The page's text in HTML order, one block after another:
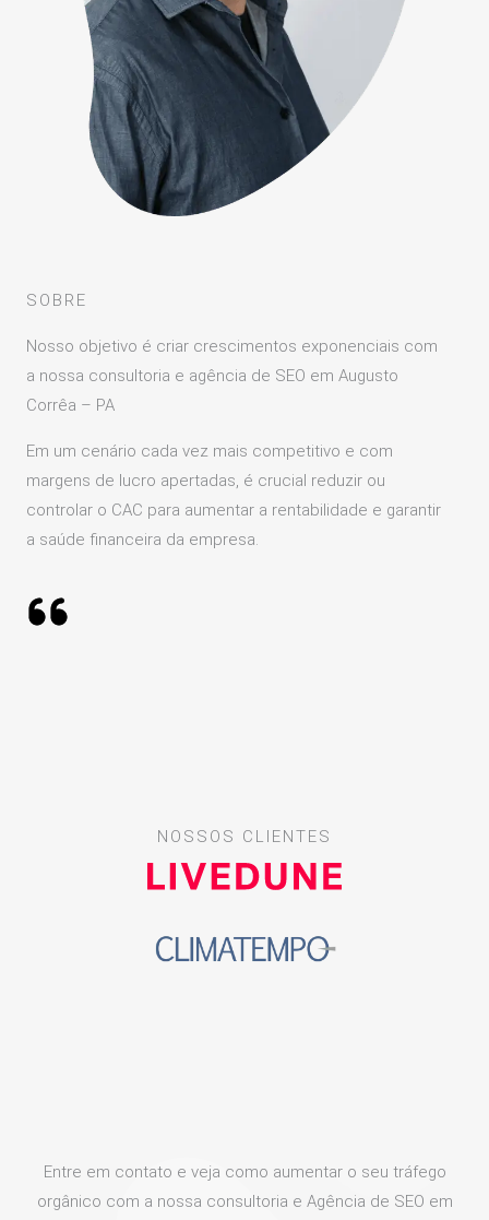
SOBRE
Nosso objetivo é criar crescimentos exponenciais com
a nossa consultoria e agência de SEO em Augusto
Corrêa – PA
Em um cenário cada vez mais competitivo e com
margens de lucro apertadas, é crucial reduzir ou
controlar o CAC para aumentar a rentabilidade e garantir
a saúde financeira da empresa.
NOSSOS CLIENTES
Entre em contato e veja como aumentar o seu tráfego
orgânico com a nossa consultoria e Agência de SEO em